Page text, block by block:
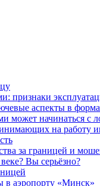
признаки
аспекты в
может начинаться с
на работу
за границей и
Вы серьёзно?
в аэропорту «Минск»